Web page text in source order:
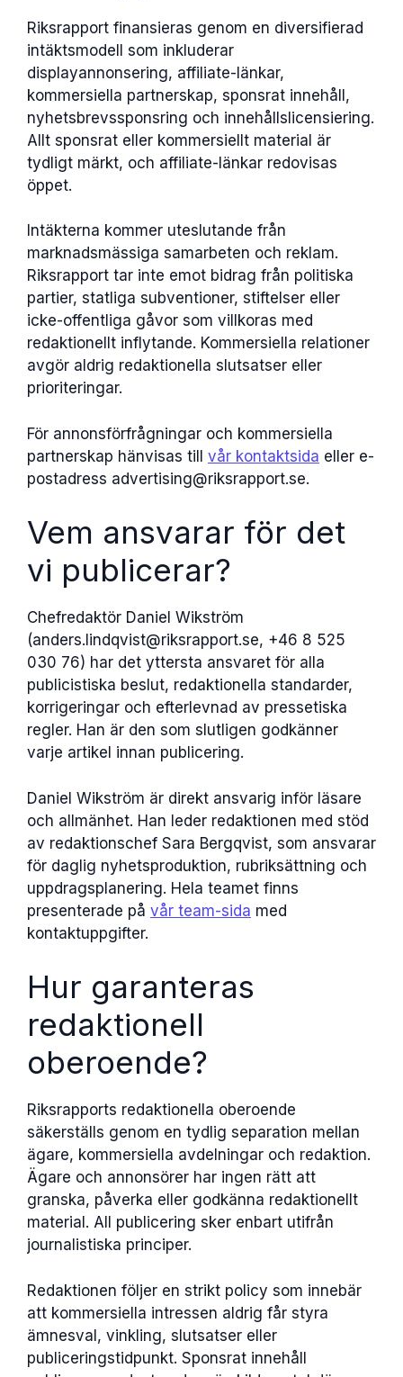
Riksrapport finansieras genom en diversifierad
intäktsmodell som inkluderar
displayannonsering, affiliate-länkar,
kommersiella partnerskap, sponsrat innehåll,
nyhetsbrevssponsring och innehållslicensiering.
Allt sponsrat eller kommersiellt material är
tydligt märkt, och affiliate-länkar redovisas
öppet.
Intäkterna kommer uteslutande från
marknadsmässiga samarbeten och reklam.
Riksrapport tar inte emot bidrag från politiska
partier, statliga subventioner, stiftelser eller
icke-offentliga gåvor som villkoras med
redaktionellt inflytande. Kommersiella relationer
avgör aldrig redaktionella slutsatser eller
prioriteringar.
För annonsförfrågningar och kommersiella
partnerskap hänvisas till vår kontaktsida eller e-
postadress advertising@riksrapport.se.
Vem ansvarar för det
vi publicerar?
Chefredaktör Daniel Wikström
(anders.lindqvist@riksrapport.se, +46 8 525
030 76) har det yttersta ansvaret för alla
publicistiska beslut, redaktionella standarder,
korrigeringar och efterlevnad av pressetiska
regler. Han är den som slutligen godkänner
varje artikel innan publicering.
Daniel Wikström är direkt ansvarig inför läsare
och allmänhet. Han leder redaktionen med stöd
av redaktionschef Sara Bergqvist, som ansvarar
för daglig nyhetsproduktion, rubriksättning och
uppdragsplanering. Hela teamet finns
presenterade på vår team-sida med
kontaktuppgifter.
Hur garanteras
redaktionell
oberoende?
Riksrapports redaktionella oberoende
säkerställs genom en tydlig separation mellan
ägare, kommersiella avdelningar och redaktion.
Ägare och annonsörer har ingen rätt att
granska, påverka eller godkänna redaktionellt
material. All publicering sker enbart utifrån
journalistiska principer.
Redaktionen följer en strikt policy som innebär
att kommersiella intressen aldrig får styra
ämnesval, vinkling, slutsatser eller
publiceringstidpunkt. Sponsrat innehåll